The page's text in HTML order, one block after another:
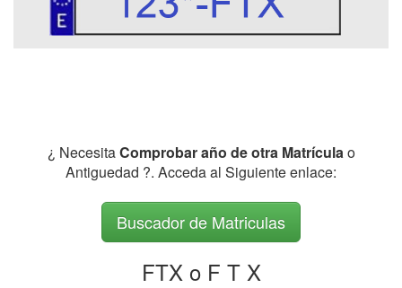
¿ NecesitaComprobar año de otra Matrículao
Antiguedad ?. Acceda al Siguiente enlace:
Buscador de Matriculas
FTX o F T X